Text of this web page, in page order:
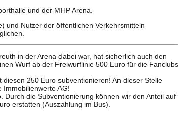
und der MHP Arena.
und Nutzer der öffentlichen Verkehrsmitteln
in der Arena dabei war, hat sicherlich auch den
Wurf ab der Freiwurflinie 500 Euro für die Fanclubs
250 Euro subventionieren! An dieser Stelle
AG!
die Subventionierung können wir den Anteil auf
erstatten (Auszahlung im Bus).